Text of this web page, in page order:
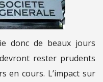
donc de beaux jours
rester prudents
en cours. L’impact sur